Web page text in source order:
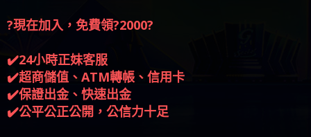
?現在加入，免費領?2000?
✔️24小時正妹客服
✔️超商儲值、ATM轉帳、信用卡
✔️保證出金、快速出金
✔️公平公正公開，公信力十足